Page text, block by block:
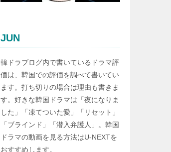
JUN
韓ドラブログ内で書いているドラマ評
価は、韓国での評価を調べて書いてい
ます。打ち切りの場合は理由も書きま
す。好きな韓国ドラマは「夜になりま
した」「凍てついた愛」「リセット」
「ブラインド」「潜入弁護人」。韓国
ドラマの動画を見る方法はU-NEXTを
おすすめします。